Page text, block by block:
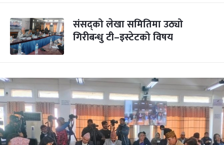
संसद्को लेखा समितिमा उठ्यो
गिरीबन्धु टी–इस्टेटको विषय